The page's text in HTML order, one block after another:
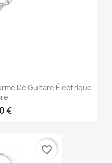
De Guitare Électrique
€
favorite_border